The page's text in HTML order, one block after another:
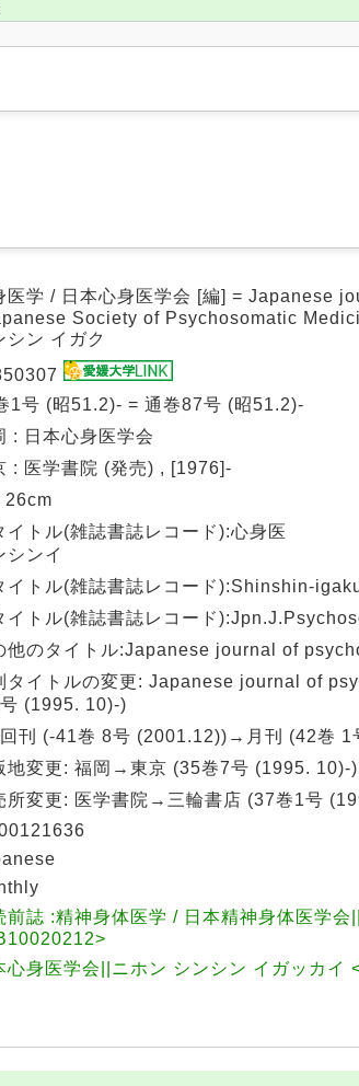
医学 / 日本心身医学会 [編] = Japanese
Society of Psychosomatic
シン イガク
1号 (昭51.2)- = 通巻87号 (昭51.2)-
: 日本心身医学会
: 医学書院 (発売) , [1976]-
26cm
イトル(雑誌書誌レコード):心身医
シンイ
イトル(雑誌書誌レコード):Shinshin-
イトル(雑誌書誌レコード
他のタイトル:Japanese journal of
タイトルの変更: Japanese journal of
(1995. 10)-)
刊 (-41巻 8号 (2001.12))→月刊 (42巻 1
地変更: 福岡→東京 (35巻7号 (1995. 10)-)
所変更: 医学書院→三輪書店 (37巻1号
前誌 :精神身体医学 / 日本精神身体医学会
心身医学会||ニホン シンシン イガッカイ